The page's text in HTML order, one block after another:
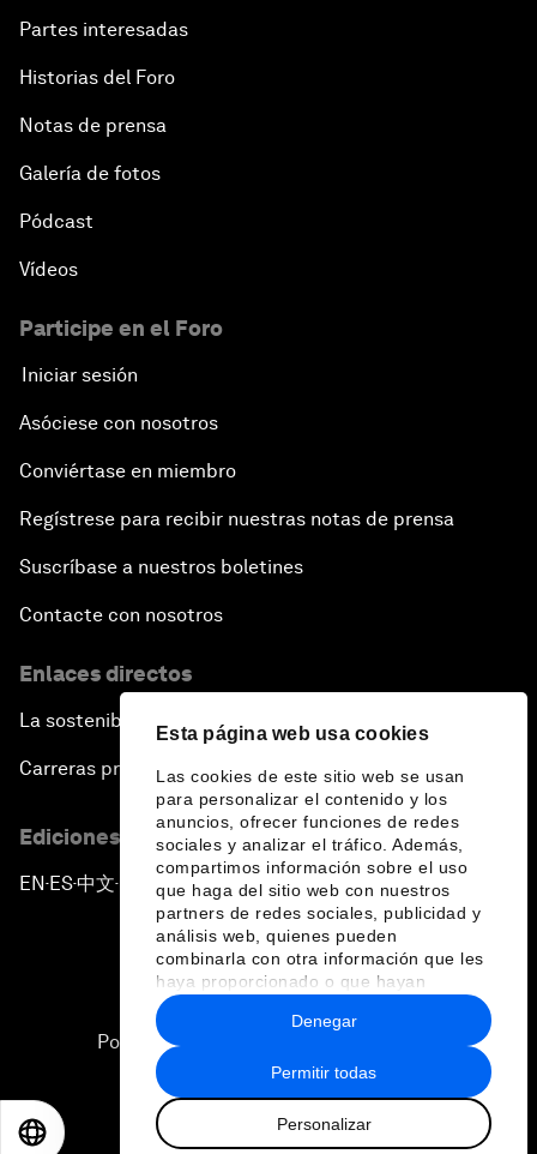
Esta página web usa cookies
Las cookies de este sitio web se usan
para personalizar el contenido y los
anuncios, ofrecer funciones de redes
sociales y analizar el tráfico. Además,
compartimos información sobre el uso
que haga del sitio web con nuestros
partners de redes sociales, publicidad y
análisis web, quienes pueden
combinarla con otra información que les
haya proporcionado o que hayan
recopilado a partir del uso que haya
hecho de sus servicios.
Permitir todas
Personalizar
Denegar
Partes interesadas
Historias del Foro
Notas de prensa
Galería de fotos
Pódcast
Vídeos
Participe en el Foro
Iniciar sesión
Asóciese con nosotros
Conviértase en miembro
Regístrese para recibir nuestras notas de prensa
Suscríbase a nuestros boletines
Contacte con nosotros
Enlaces directos
La sostenibilidad en el Foro
Carreras profesionales
Ediciones en otros idiomas
EN ▪ES▪中文▪ 日本語
Política de privacidad y normas de uso
Sitemap
2026 Foro Económico Mundial